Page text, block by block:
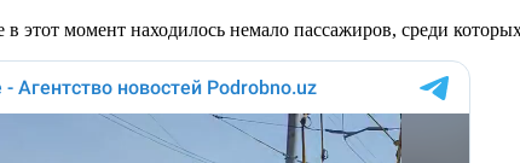
момент находилось немало пассажиров, среди